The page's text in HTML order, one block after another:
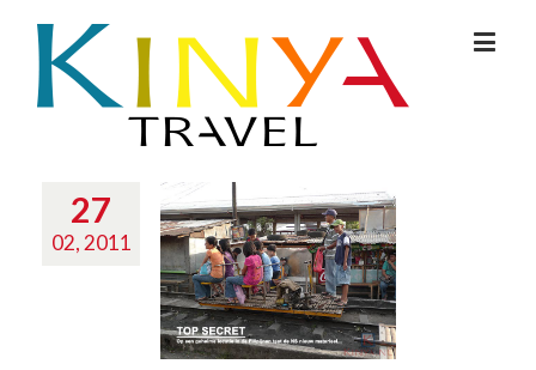
27
02, 2011